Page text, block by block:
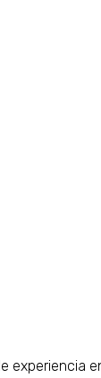
experiencia